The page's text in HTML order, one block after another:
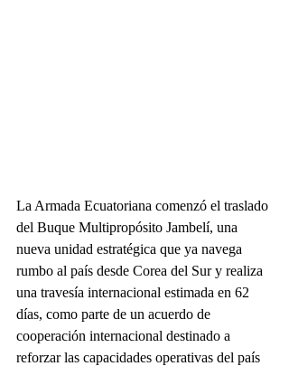
La Armada Ecuatoriana comenzó el traslado
del Buque Multipropósito Jambelí, una
nueva unidad estratégica que ya navega
rumbo al país desde Corea del Sur y realiza
una travesía internacional estimada en 62
días, como parte de un acuerdo de
cooperación internacional destinado a
reforzar las capacidades operativas del país